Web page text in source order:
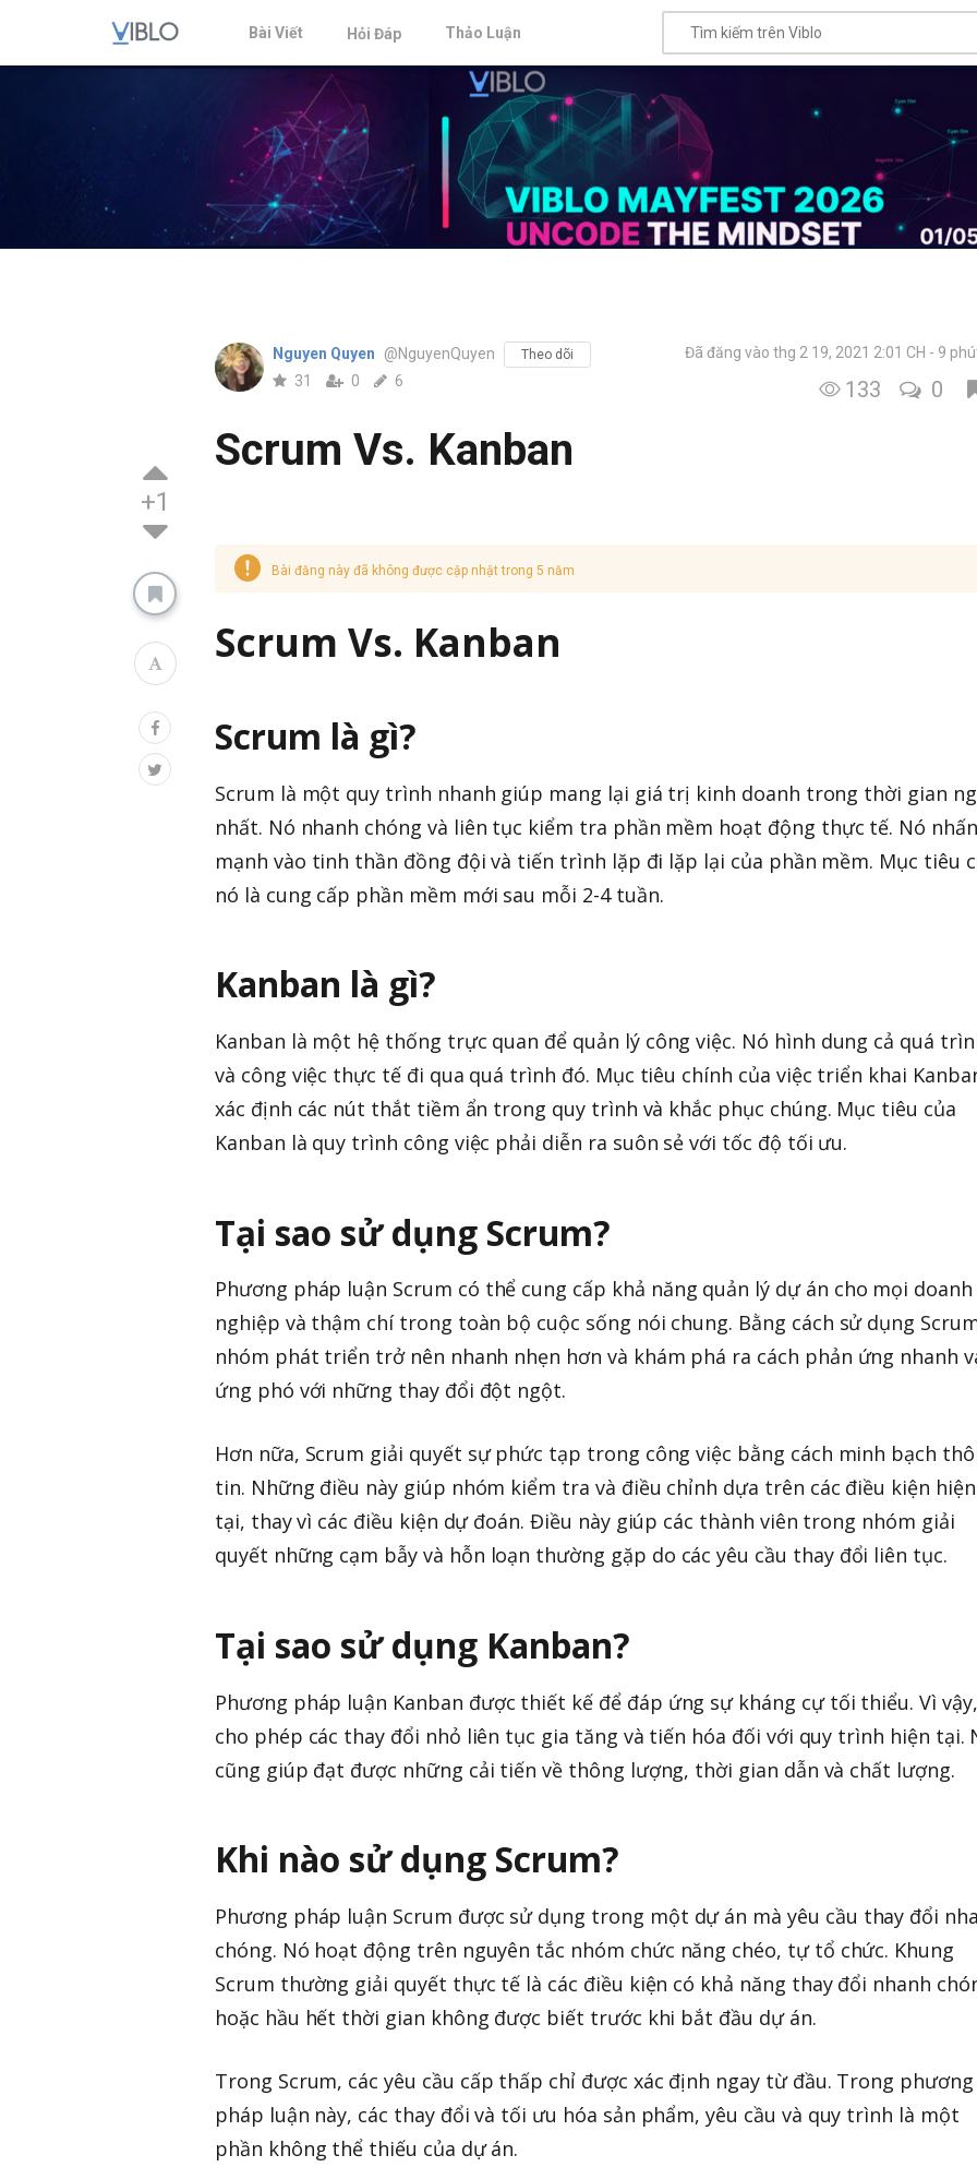
Bài Viết Hỏi Đáp Thảo Luận
+1
Nguyen Quyen @NguyenQuyen Theo dõi
31 0 6
Đã đăng vào thg 2 19, 2021 2:01 CH 9
133 0
Scrum Vs. Kanban
Bài đăng này đã không được cập nhật trong 5 năm
Scrum Vs. Kanban
Scrum là gì?
Scrum là một quy trình nhanh giúp mang lại giá trị kinh doanh trong thời gian
nhất. Nó nhanh chóng và liên tục kiểm tra phần mềm hoạt động thực tế. Nó nhấn
mạnh vào tinh thần đồng đội và tiến trình lặp đi lặp lại của phần mềm. Mục tiêu
nó là cung cấp phần mềm mới sau mỗi 2-4 tuần.
Kanban là gì?
Kanban là một hệ thống trực quan để quản lý công việc. Nó hình dung cả quá
và công việc thực tế đi qua quá trình đó. Mục tiêu chính của việc triển khai
xác định các nút thắt tiềm ẩn trong quy trình và khắc phục chúng. Mục tiêu của
Kanban là quy trình công việc phải diễn ra suôn sẻ với tốc độ tối ưu.
Tại sao sử dụng Scrum?
Phương pháp luận Scrum có thể cung cấp khả năng quản lý dự án cho mọi doanh
nghiệp và thậm chí trong toàn bộ cuộc sống nói chung. Bằng cách sử dụng
nhóm phát triển trở nên nhanh nhẹn hơn và khám phá ra cách phản ứng nhanh
ứng phó với những thay đổi đột ngột.
Hơn nữa, Scrum giải quyết sự phức tạp trong công việc bằng cách minh bạch
tin. Những điều này giúp nhóm kiểm tra và điều chỉnh dựa trên các điều kiện hiện
tại, thay vì các điều kiện dự đoán. Điều này giúp các thành viên trong nhóm giải
quyết những cạm bẫy và hỗn loạn thường gặp do các yêu cầu thay đổi liên tục.
Tại sao sử dụng Kanban?
Phương pháp luận Kanban được thiết kế để đáp ứng sự kháng cự tối thiểu. Vì
cho phép các thay đổi nhỏ liên tục gia tăng và tiến hóa đối với quy trình hiện tại.
cũng giúp đạt được những cải tiến về thông lượng, thời gian dẫn và chất lượng.
Khi nào sử dụng Scrum?
Phương pháp luận Scrum được sử dụng trong một dự án mà yêu cầu thay đổi
chóng. Nó hoạt động trên nguyên tắc nhóm chức năng chéo, tự tổ chức. Khung
Scrum thường giải quyết thực tế là các điều kiện có khả năng thay đổi nhanh
hoặc hầu hết thời gian không được biết trước khi bắt đầu dự án.
Trong Scrum, các yêu cầu cấp thấp chỉ được xác định ngay từ đầu. Trong phương
pháp luận này, các thay đổi và tối ưu hóa sản phẩm, yêu cầu và quy trình là một
phần không thể thiếu của dự án.